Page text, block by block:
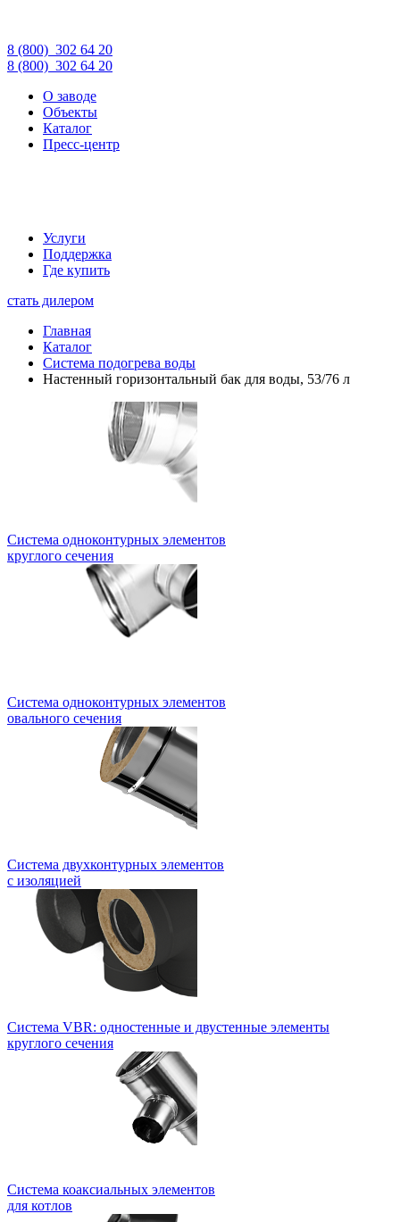
8 (800) 302 64 20
8 (800) 302 64 20
О заводе
Объекты
Каталог
Пресс-центр
Услуги
Поддержка
Где купить
стать дилером
Главная
Каталог
Система подогрева воды
Настенный горизонтальный бак для воды, 53/76 л
Система одноконтурных элементов
круглого сечения
Система одноконтурных элементов
овального сечения
Система двухконтурных элементов
с изоляцией
Система VBR: одностенные и двустенные элементы
круглого сечения
Система коаксиальных элементов
для котлов